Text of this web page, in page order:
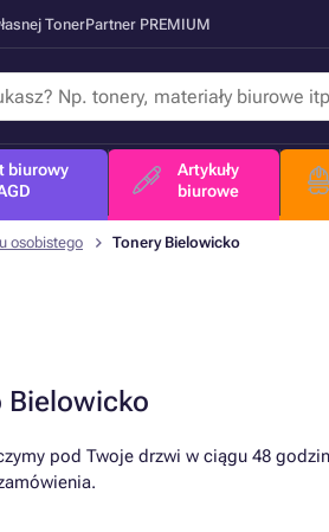
TonerPartner PREMIUM
biurowy
Artykuły
biurowe
osobistego Tonery Bielowicko
Bielowicko
pod Twoje drzwi w ciągu 48